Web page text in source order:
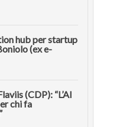
hub per startup
(ex e-
(CDP): “L’AI
chi fa